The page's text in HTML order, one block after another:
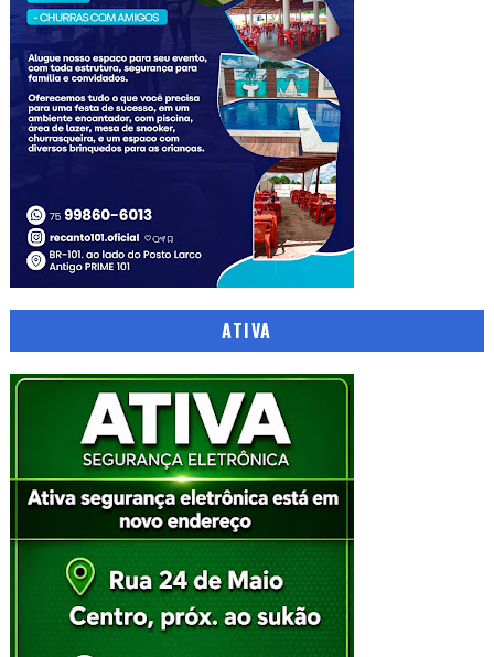
ATIVA